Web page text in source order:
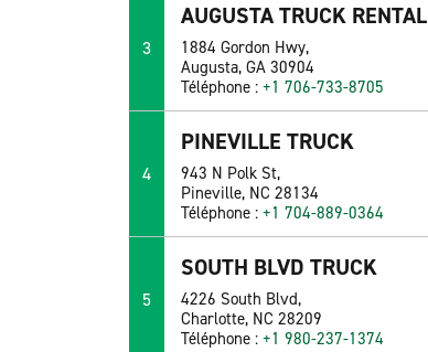
3
AUGUSTA TRUCK RENTAL
1884 Gordon Hwy,
Augusta, GA 30904
Téléphone :+1 706-733-8705
4
PINEVILLE TRUCK
943 N Polk St,
Pineville, NC 28134
Téléphone :+1 704-889-0364
5
SOUTH BLVD TRUCK
4226 South Blvd,
Charlotte, NC 28209
Téléphone :+1 980-237-1374